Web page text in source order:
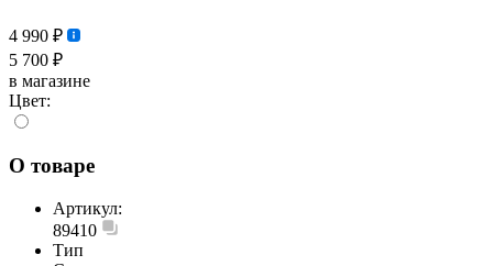
4 990 ₽
5 700 ₽
в магазине
Цвет:
О товаре
Артикул:
89410
Тип